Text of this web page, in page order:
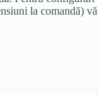
la comandă) vă